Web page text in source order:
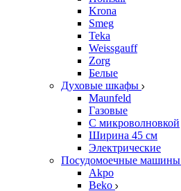
Krona
Smeg
Teka
Weissgauff
Zorg
Белые
Духовые шкафы
Maunfeld
Газовые
С микроволновкой
Ширина 45 см
Электрические
Посудомоечные машины
Akpo
Beko